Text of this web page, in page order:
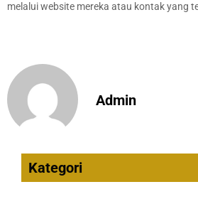
melalui website mereka atau kontak yang
Admin
Kategori